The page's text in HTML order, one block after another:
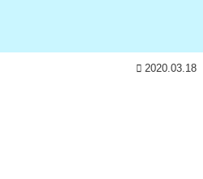
2020.03.18